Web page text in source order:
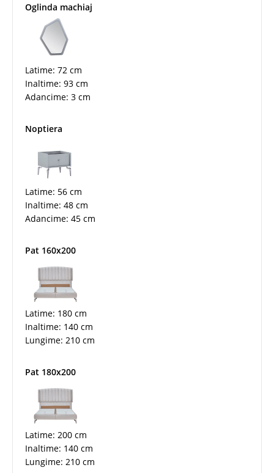
Oglinda machiaj
Latime: 72 cm
Inaltime: 93 cm
Adancime: 3 cm
Noptiera
Latime: 56 cm
Inaltime: 48 cm
Adancime: 45 cm
Pat 160x200
Latime: 180 cm
Inaltime: 140 cm
Lungime: 210 cm
Pat 180x200
Latime: 200 cm
Inaltime: 140 cm
Lungime: 210 cm